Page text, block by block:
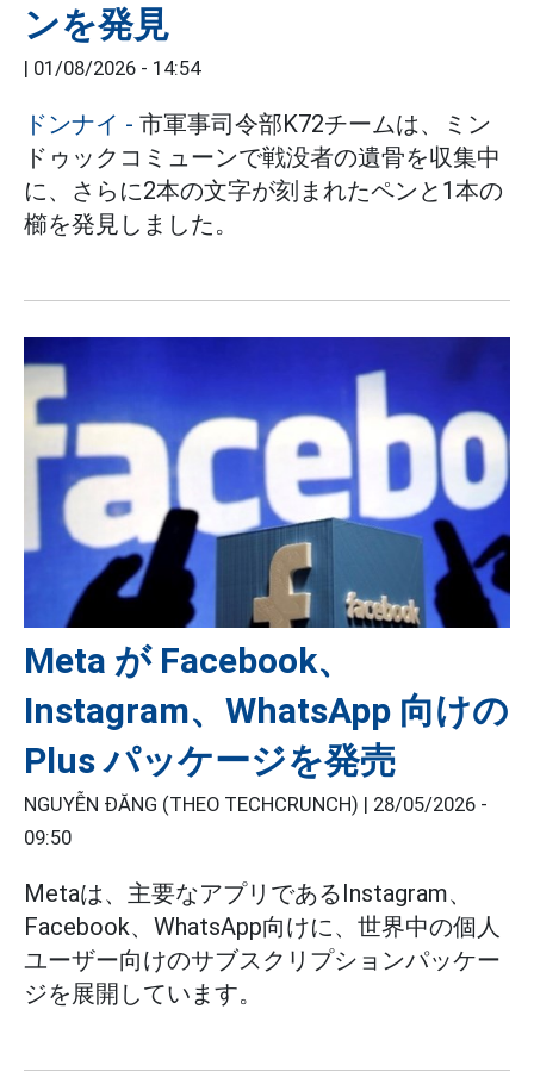
ンを発見
| 01/08/2026 - 14:54
ドンナイ - 市軍事司令部K72チームは、ミン
ドゥックコミューンで戦没者の遺骨を収集中
に、さらに2本の文字が刻まれたペンと1本の
櫛を発見しました。
Meta が Facebook、
Instagram、WhatsApp 向けの
Plus パッケージを発売
NGUYỄN ĐĂNG (THEO TECHCRUNCH) | 28/05/2026 -
09:50
Metaは、主要なアプリであるInstagram、
Facebook、WhatsApp向けに、世界中の個人
ユーザー向けのサブスクリプションパッケー
ジを展開しています。